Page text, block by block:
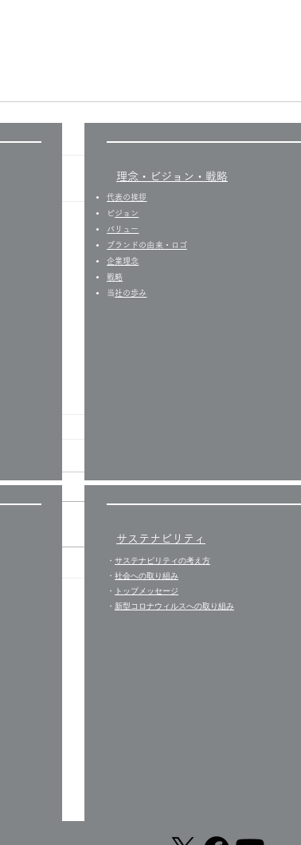
​理念・ビジョン・戦略
代表の挨拶
​ビジョン
バリュー
​ブランドの由来・ロゴ
企業理念
戦略
​当社の歩み
サステナビリティ
・ サステナビリティの考え方
・ 社会への取り組み
・ トップメッセージ
​・ 新型コロナウィルスへの取り組み